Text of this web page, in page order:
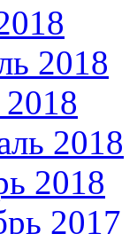
2018
2018
2018
2017